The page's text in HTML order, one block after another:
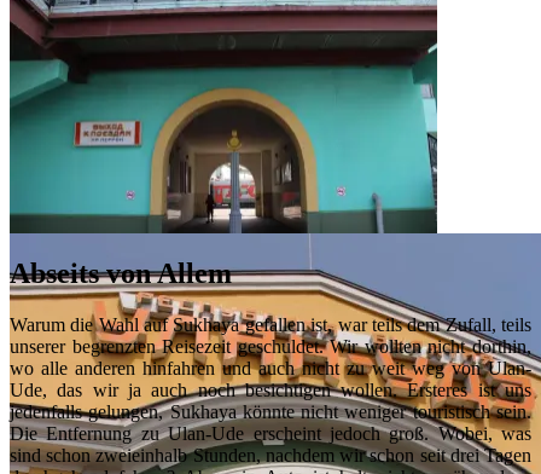
Abseits von Allem
Warum die Wahl auf Sukhaya gefallen ist, war teils dem Zufall, teils
unserer begrenzten Reisezeit geschuldet. Wir wollten nicht dorthin,
wo alle anderen hinfahren und auch nicht zu weit weg von Ulan-
Ude, das wir ja auch noch besichtigen wollen. Ersteres ist uns
jedenfalls gelungen, Sukhaya könnte nicht weniger touristisch sein.
Die Entfernung zu Ulan-Ude erscheint jedoch groß. Wobei, was
sind schon zweieinhalb Stunden, nachdem wir schon seit drei Tagen